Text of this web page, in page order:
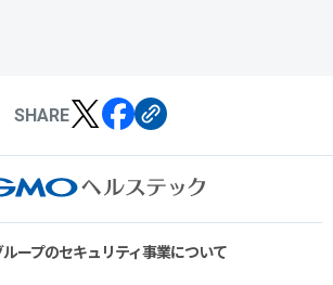
SHARE
ープのセキュリティ事業について